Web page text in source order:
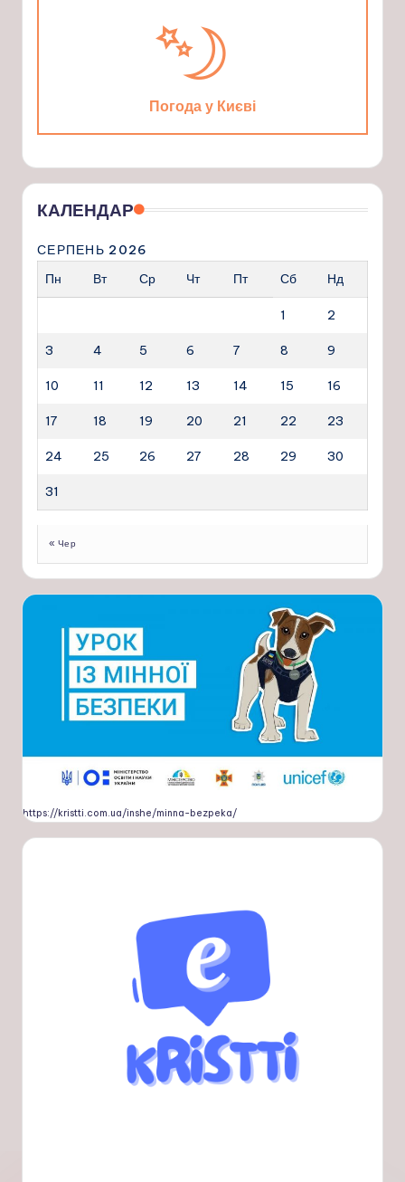
Погода у Києві
КАЛЕНДАР
СЕРПЕНЬ 2026
Пн
Вт Ср Чт Пт Сб Нд
1 2
3 4 5 6 7 8 9
10 11 12 13 14 15 16
17 18 19 20 21 22 23
24 25 26 27 28 29 30
31
« Чер
https://kristti.com.ua/inshe/minna-bezpeka/